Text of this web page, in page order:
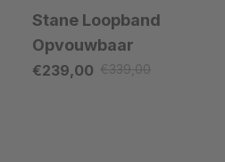
Stane Loopband
Opvouwbaar
Verkoopprijs
€239,00 Reguliere prijs
€339,00